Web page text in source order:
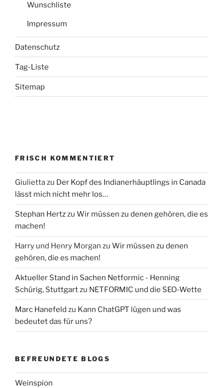
Wunschliste
Impressum
Datenschutz
Tag-Liste
Sitemap
FRISCH KOMMENTIERT
Giuliettazu Der Kopf des Indianerhäuptlings in Canada
lässt mich nicht mehr los…
Stephan Hertzzu Wir müssen zu denen gehören, die es
machen!
Harry und Henry Morgan zu Wir müssen zu denen
gehören, die es machen!
Aktueller Stand in Sachen Netformic - Henning
Schürig, Stuttgartzu NETFORMIC und die SEO-Wette
Marc Hanefeld zu Kann ChatGPT lügen und was
bedeutet das für uns?
BEFREUNDETE BLOGS
Weinspion